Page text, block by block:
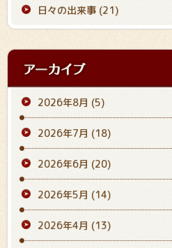
日々の出来事 (21)
2026年8月 (5)
2026年7月 (18)
2026年6月 (20)
2026年5月 (14)
2026年4月 (13)